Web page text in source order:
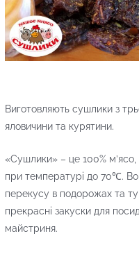
Виготовляють сушлики з
яловичини та курятини.
«Сушлики» – це 100%
при температурі до 70℃.
перекусу в подорожах та
прекрасні закуски для
майстриня.